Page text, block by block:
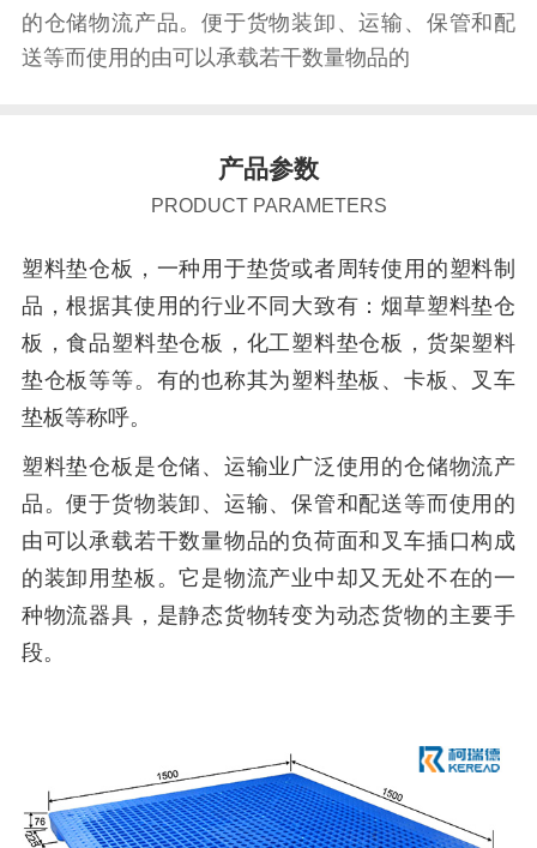
的仓储物流产品。便于货物装卸、运输、保管和配
送等而使用的由可以承载若干数量物品的
产品参数
PRODUCT PARAMETERS
塑料垫仓板，一种用于垫货或者周转使用的塑料制
品，根据其使用的行业不同大致有：烟草塑料垫仓
板，食品塑料垫仓板，化工塑料垫仓板，货架塑料
垫仓板等等。有的也称其为塑料垫板、卡板、叉车
垫板等称呼。
塑料垫仓板是仓储、运输业广泛使用的仓储物流产
品。便于货物装卸、运输、保管和配送等而使用的
由可以承载若干数量物品的负荷面和叉车插口构成
的装卸用垫板。它是物流产业中却又无处不在的一
种物流器具，是静态货物转变为动态货物的主要手
段。